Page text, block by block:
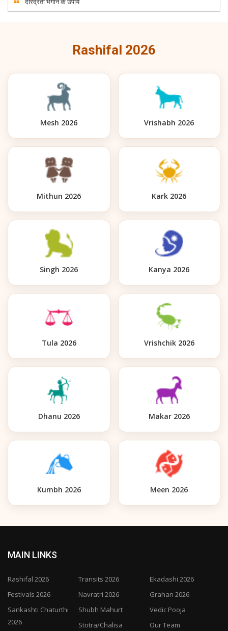
Rashifal 2026
Mesh 2026 Vrishabh 2026
Mithun 2026 Kark 2026
Singh 2026 Kanya 2026
Tula 2026 Vrishchik 2026
Dhanu 2026 Makar 2026
Kumbh 2026 Meen 2026
MAIN LINKS
Rashifal 2026 Transits 2026
Ekadashi 2026
Festivals 2026
Navratri 2026
Grahan 2026
Sankashti Chaturthi
2026
Shubh Mahurt
Vedic Pooja
Stotra/Chalisa
Our Team